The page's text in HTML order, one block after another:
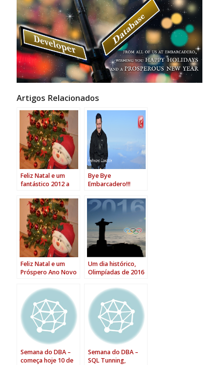
Artigos Relacionados
Feliz Natal e um
fantástico 2012 a
Bye Bye
Embarcadero!!!
Feliz Natal e um
Próspero Ano Novo
Um dia histórico,
Olimpíadas de 2016
Semana do DBA –
começa hoje 10 de
Semana do DBA –
SQL Tunning,